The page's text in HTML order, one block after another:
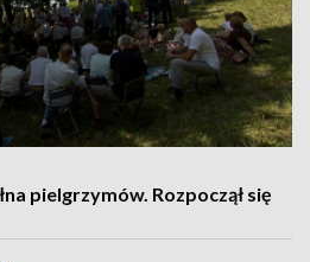
pielgrzymów. Rozpoczął się